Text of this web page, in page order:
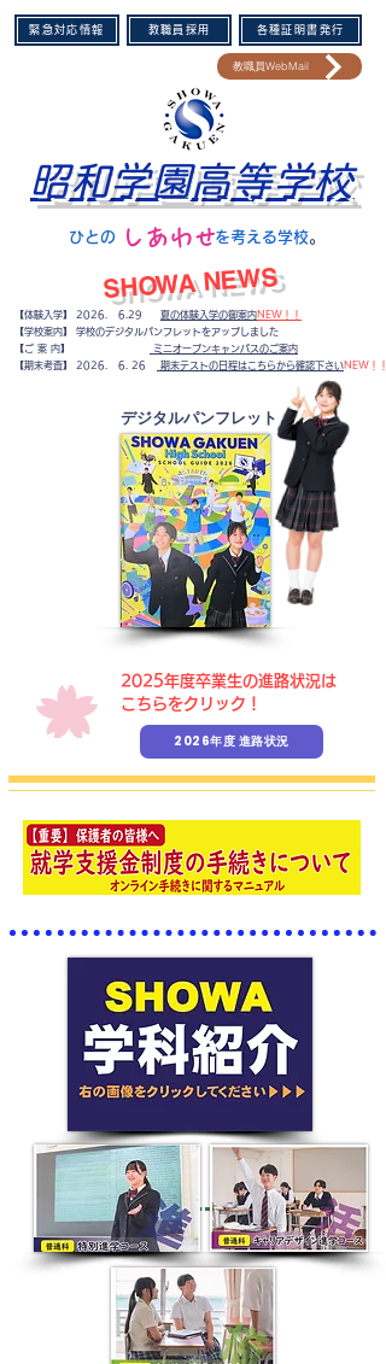
緊急対応情報 教職員採用 各種証明書発行
教職員WebMail
​SHOWA NEWS
【体験入学】 2026. 6.29 夏の体験入学の御案内 NEW！！
【学校案内】 学校のデジタルパンフレットをアップしました
【ご 案 内】
ミニオープンキャンパスのご案内
​【期末考査】
2026. 6. 26 期末テストの日程はこちらから確認下さいNEW！！
昭和学園高等学校
​ひとの を考える学校。​
​しあわせ
​デジタルパンフレット
​2025年度卒業生の進路状況は
こちらをクリック！
2026年度 進路状況